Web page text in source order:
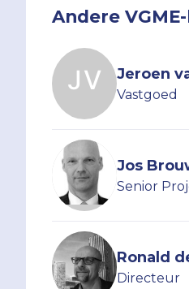
Andere
Jeroen
Vastgoed
Jos
Senior
Ronald
Directeur